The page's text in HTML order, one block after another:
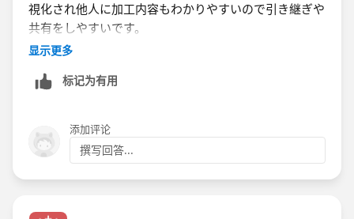
視化され他人に加工内容もわかりやすいので引き継ぎや
共有をしやすいです。
显示更多
标记为有用
添加评论
撰写回答...